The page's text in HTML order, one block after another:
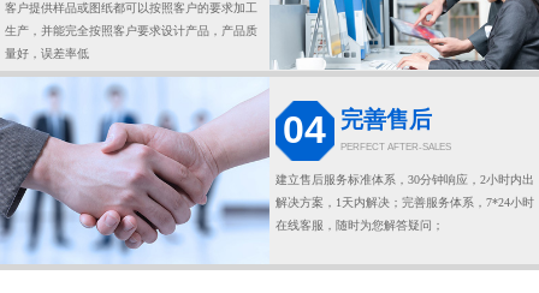
客户提供样品或图纸都可以按照客户的要求加工
生产，并能完全按照客户要求设计产品，产品质
量好，误差率低
04 完善售后
PERFECT AFTER-SALES
建立售后服务标准体系，30分钟响应，2小时内出
解决方案，1天内解决；完善服务体系，7*24小时
在线客服，随时为您解答疑问；